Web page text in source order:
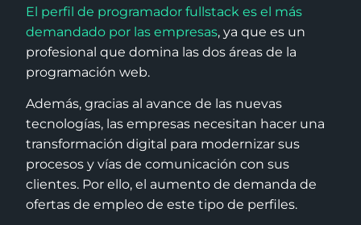
El perfil de programador fullstack es el más
demandado por las empresas, ya que es un
profesional que domina las dos áreas de la
programación web.
Además, gracias al avance de las nuevas
tecnologías, las empresas necesitan hacer una
transformación digital para modernizar sus
procesos y vías de comunicación con sus
clientes. Por ello, el aumento de demanda de
ofertas de empleo de este tipo de perfiles.